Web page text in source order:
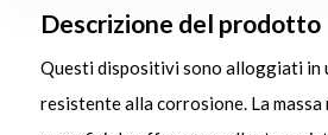
Descrizione del prodotto
Questi dispositivi sono alloggiati in
resistente alla corrosione. La